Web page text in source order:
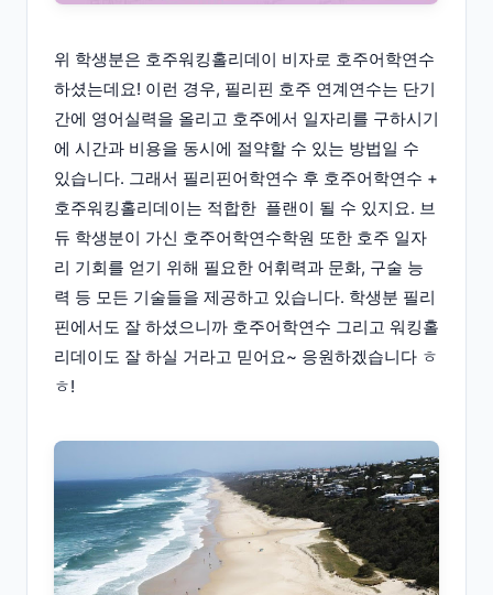
위 학생분은 호주워킹홀리데이 비자로 호주어학연수
하셨는데요! 이런 경우, 필리핀 호주 연계연수는 단기
간에 영어실력을 올리고 호주에서 일자리를 구하시기
에 시간과 비용을 동시에 절약할 수 있는 방법일 수
있습니다. 그래서 필리핀어학연수 후 호주어학연수 +
호주워킹홀리데이는 적합한 플랜이 될 수 있지요. 브
듀 학생분이 가신 호주어학연수학원 또한 호주 일자
리 기회를 얻기 위해 필요한 어휘력과 문화, 구술 능
력 등 모든 기술들을 제공하고 있습니다. 학생분 필리
핀에서도 잘 하셨으니까 호주어학연수 그리고 워킹홀
리데이도 잘 하실 거라고 믿어요~ 응원하겠습니다 ㅎ
ㅎ!